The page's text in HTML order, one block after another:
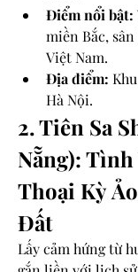
Điểm nổi bật:
miền Bắc,
Việt Nam.
Địa điểm:
Hà Nội.
2. Tiên Sa
Nẵng): Tình
Thoại Kỳ
Đất
Lấy cảm hứng từ